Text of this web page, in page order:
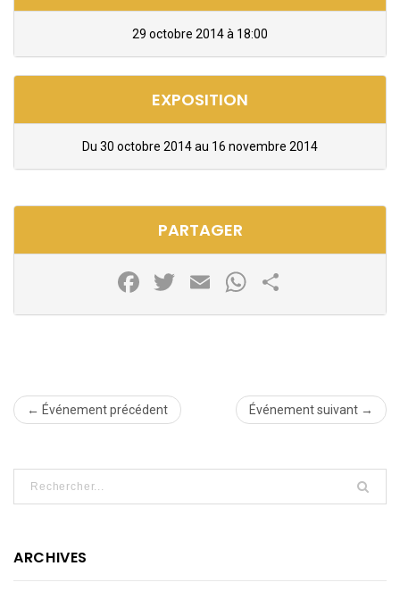
29 octobre 2014 à 18:00
EXPOSITION
Du 30 octobre 2014 au 16 novembre 2014
PARTAGER
Facebook
Twitter
EmailWhatsApp
← Événement précédent Événement suivant →
ARCHIVES